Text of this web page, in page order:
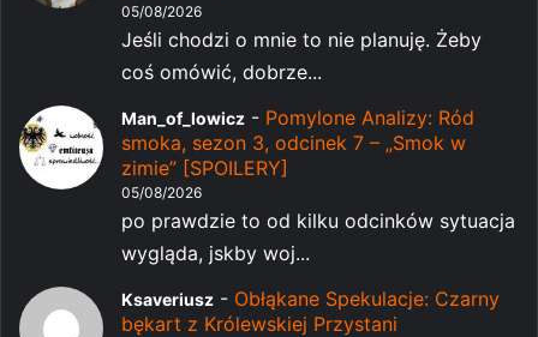
05/08/2026
Jeśli chodzi o mnie to nie planuję. Żeby
coś omówić, dobrze...
Man_of_lowicz - Pomylone Analizy: Ród
smoka, sezon 3, odcinek 7 – „Smok w
zimie” [SPOILERY]
05/08/2026
po prawdzie to od kilku odcinków sytuacja
wygląda, jskby woj...
Ksaveriusz - Obłąkane Spekulacje: Czarny
bękart z Królewskiej Przystani